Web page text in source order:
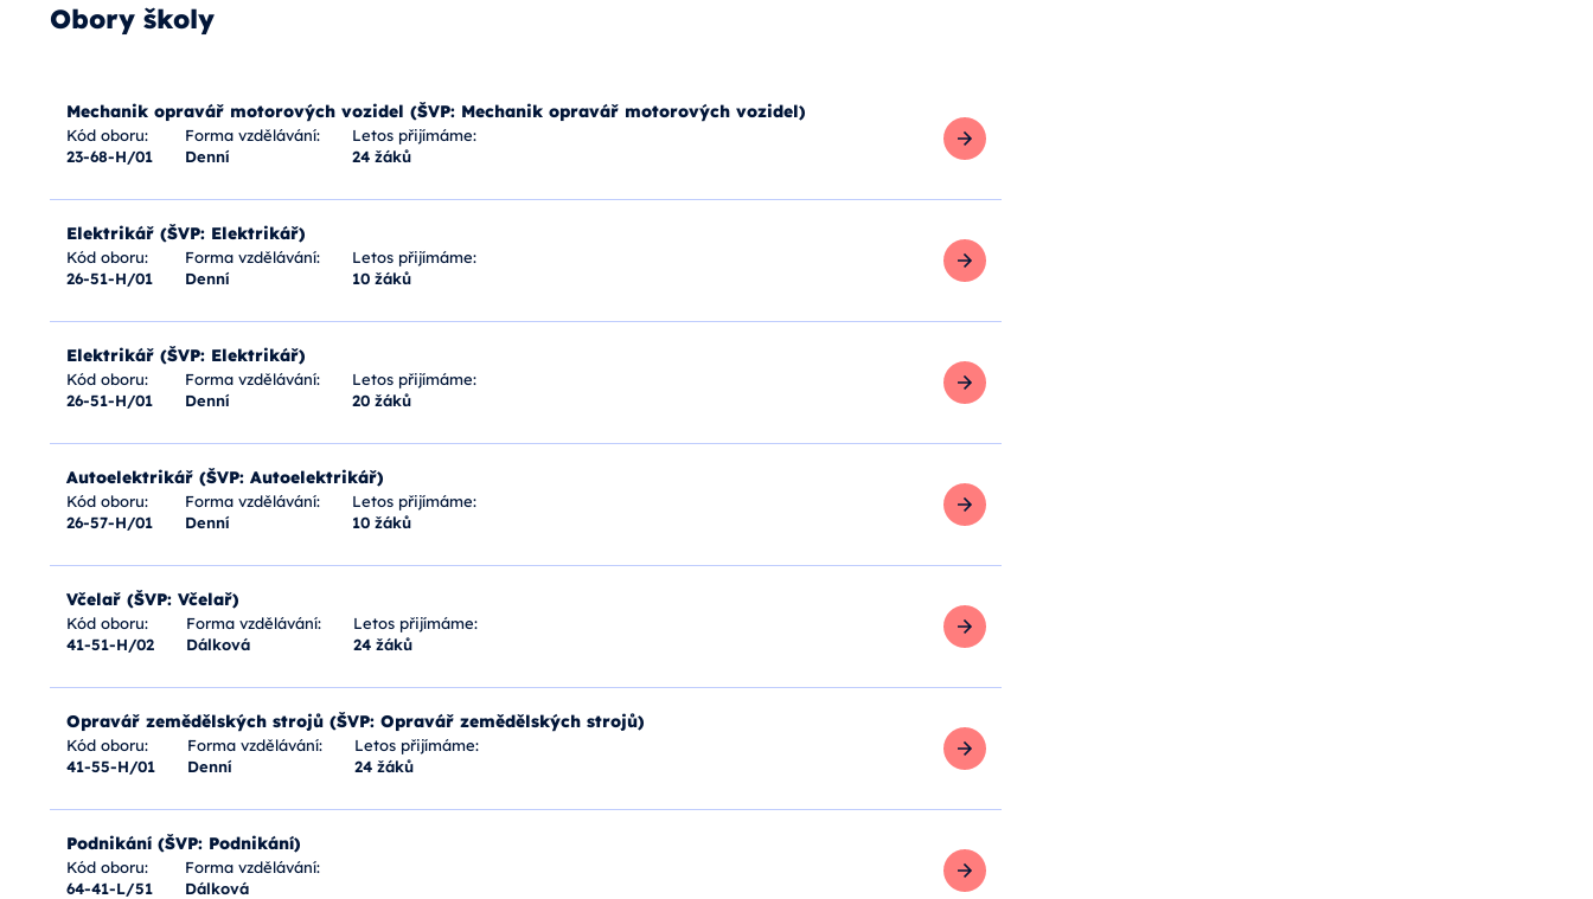
Obory školy
Mechanik opravář motorových vozidel (ŠVP: Mechanik opravář motorových vozidel)
Kód oboru:
23-68-H/01
Forma vzdělávání:
Denní
Letos přijímáme:
24 žáků
Zobrazit více
Elektrikář (ŠVP: Elektrikář)
Kód oboru:
26-51-H/01
Forma vzdělávání:
Denní
Letos přijímáme:
10 žáků
Zobrazit více
Elektrikář (ŠVP: Elektrikář)
Kód oboru:
26-51-H/01
Forma vzdělávání:
Denní
Letos přijímáme:
20 žáků
Zobrazit více
Autoelektrikář (ŠVP: Autoelektrikář)
Kód oboru:
26-57-H/01
Forma vzdělávání:
Denní
Letos přijímáme:
10 žáků
Zobrazit více
Včelař (ŠVP: Včelař)
Kód oboru:
41-51-H/02
Forma vzdělávání:
Dálková
Letos přijímáme:
24 žáků
Zobrazit více
Opravář zemědělských strojů (ŠVP: Opravář zemědělských strojů)
Kód oboru:
41-55-H/01
Forma vzdělávání:
Denní
Letos přijímáme:
24 žáků
Zobrazit více
Podnikání (ŠVP: Podnikání)
Kód oboru:
64-41-L/51
Forma vzdělávání:
Dálková